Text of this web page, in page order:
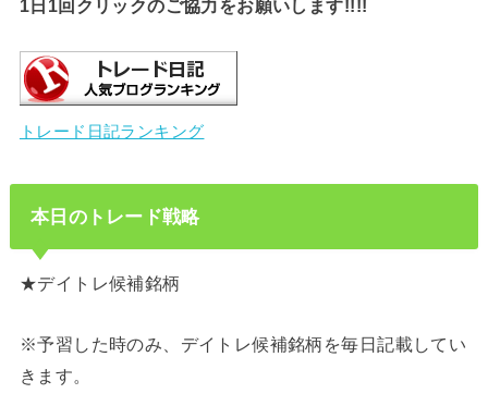
1日1回クリックのご協力をお願いします!!!!
トレード日記ランキング
本日のトレード戦略
★デイトレ候補銘柄
※予習した時のみ、デイトレ候補銘柄を毎日記載してい
きます。